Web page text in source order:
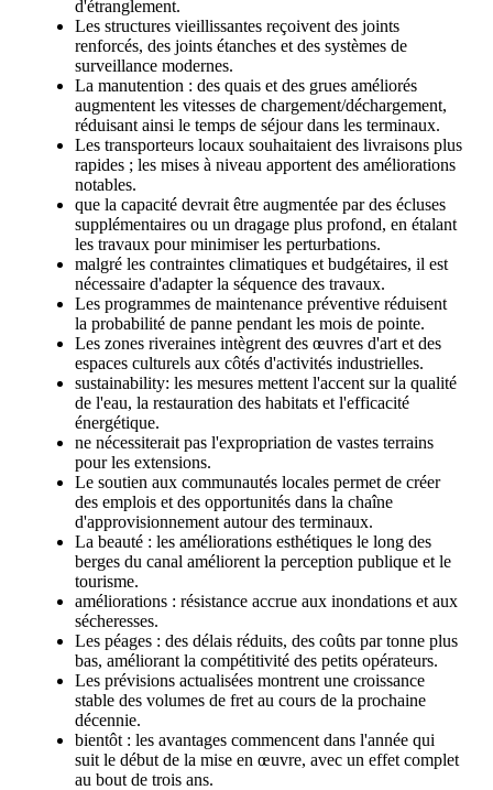
d'étranglement.
Les structures vieillissantes reçoivent des joints
renforcés, des joints étanches et des systèmes de
surveillance modernes.
La manutention : des quais et des grues améliorés
augmentent les vitesses de chargement/déchargement,
réduisant ainsi le temps de séjour dans les terminaux.
Les transporteurs locaux souhaitaient des livraisons plus
rapides ; les mises à niveau apportent des améliorations
notables.
que la capacité devrait être augmentée par des écluses
supplémentaires ou un dragage plus profond, en étalant
les travaux pour minimiser les perturbations.
malgré les contraintes climatiques et budgétaires, il est
nécessaire d'adapter la séquence des travaux.
Les programmes de maintenance préventive réduisent
la probabilité de panne pendant les mois de pointe.
Les zones riveraines intègrent des œuvres d'art et des
espaces culturels aux côtés d'activités industrielles.
sustainability: les mesures mettent l'accent sur la qualité
de l'eau, la restauration des habitats et l'efficacité
énergétique.
ne nécessiterait pas l'expropriation de vastes terrains
pour les extensions.
Le soutien aux communautés locales permet de créer
des emplois et des opportunités dans la chaîne
d'approvisionnement autour des terminaux.
La beauté : les améliorations esthétiques le long des
berges du canal améliorent la perception publique et le
tourisme.
améliorations : résistance accrue aux inondations et aux
sécheresses.
Les péages : des délais réduits, des coûts par tonne plus
bas, améliorant la compétitivité des petits opérateurs.
Les prévisions actualisées montrent une croissance
stable des volumes de fret au cours de la prochaine
décennie.
bientôt : les avantages commencent dans l'année qui
suit le début de la mise en œuvre, avec un effet complet
au bout de trois ans.